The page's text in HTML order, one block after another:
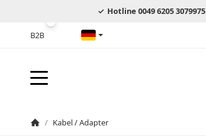
Hotline 0049 6205 3079975
B2B Deutsch
/ Kabel / Adapter